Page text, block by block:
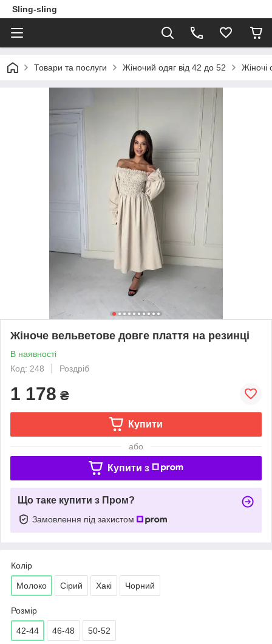
Sling-sling
Товари та послуги Жіночий одяг від 42 до 52 Жіночі
Жіноче вельветове довге плаття на резинці
В наявності
Код: 248
Роздріб
1 178 ₴
Купити
або
Купити з
Що таке купити з Пром?
Замовлення під захистом
Колір
Молоко Сірий Хакі Чорний
Розмір
42-44 46-48 50-52